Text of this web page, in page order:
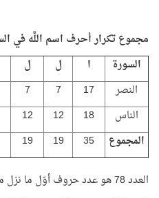
مجموع تكرار أحرف اسم اللَّه في
السورة
ا ل ل
النصر
17
7
7
الناس
18
12
12
المجموع
35
19
19
العدد 78 هو عدد حروف أوّل ما نزل من القرآن!